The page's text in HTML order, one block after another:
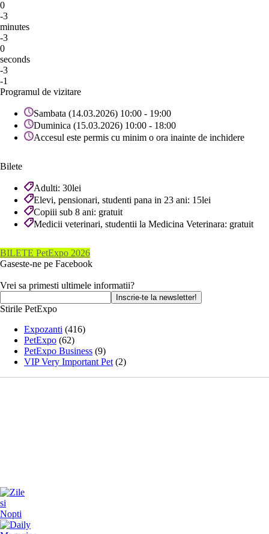
0
-3
minutes
-3
0
seconds
-3
-1
Programul de vizitare
Sambata (14.03.2026) 10:00 - 19:00
Duminica (15.03.2026) 10:00 - 18:00
Accesul este permis cu minim o ora inainte de inchidere
Bilete
Adulti: 30lei
Elevi, pensionari, studenti pana in 23 ani: 15lei
Copiii sub 8 ani: gratuit
Medicii veterinari, studentii la Medicina Veterinara: gratuit
BILETE PetExpo 2026
Gaseste-ne pe Facebook
Vrei sa primesti ultimele informatii?
Stirile PetExpo
Expozanti (416)
PetExpo (62)
PetExpo Business (9)
VIP Very Important Pet (2)